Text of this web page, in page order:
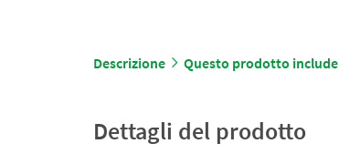
Descrizione Questo prodotto include
Dettagli del prodotto